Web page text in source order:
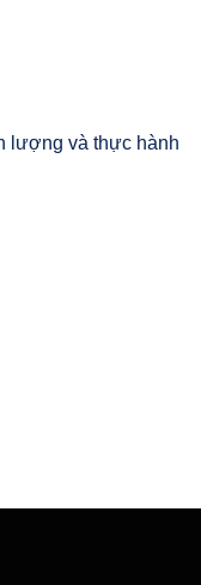
lượng và thực hành